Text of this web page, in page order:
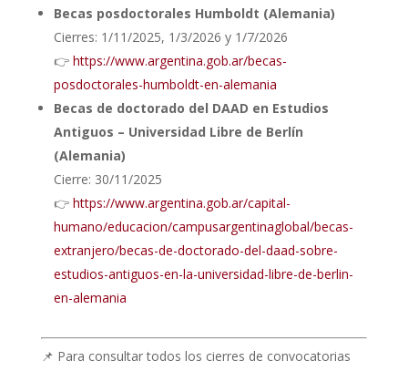
Becas posdoctorales Humboldt (Alemania)
Cierres: 1/11/2025, 1/3/2026 y 1/7/2026
👉 https://www.argentina.gob.ar/becas-
posdoctorales-humboldt-en-alemania
Becas de doctorado del DAAD en Estudios
Antiguos – Universidad Libre de Berlín
(Alemania)
Cierre: 30/11/2025
👉 https://www.argentina.gob.ar/capital-
humano/educacion/campusargentinaglobal/becas-
extranjero/becas-de-doctorado-del-daad-sobre-
estudios-antiguos-en-la-universidad-libre-de-berlin-
en-alemania
📌 Para consultar todos los cierres de convocatorias